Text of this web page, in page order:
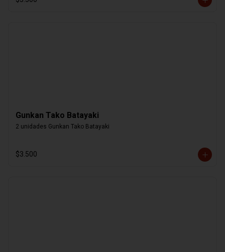
Gunkan Tako Batayaki
2 unidades Gunkan Tako Batayaki
$3.500